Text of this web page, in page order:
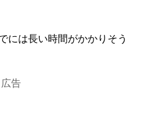
には長い時間がかかりそう
広告